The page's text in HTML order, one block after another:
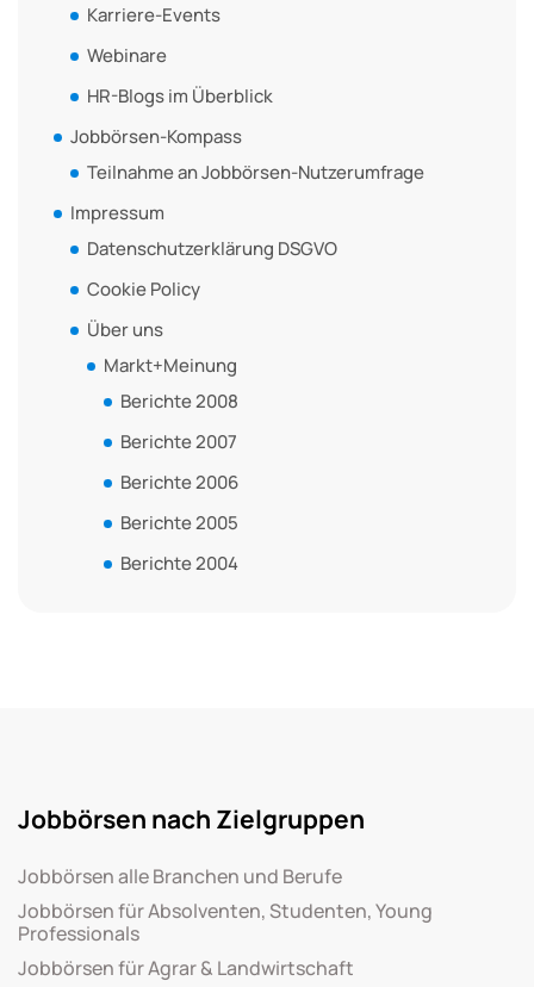
Karriere-Events
Webinare
HR-Blogs im Überblick
Jobbörsen-Kompass
Teilnahme an Jobbörsen-Nutzerumfrage
Impressum
Datenschutzerklärung DSGVO
Cookie Policy
Über uns
Markt+Meinung
Berichte 2008
Berichte 2007
Berichte 2006
Berichte 2005
Berichte 2004
Jobbörsen nach Zielgruppen
Jobbörsen alle Branchen und Berufe
Jobbörsen für Absolventen, Studenten, Young
Professionals
Jobbörsen für Agrar & Landwirtschaft